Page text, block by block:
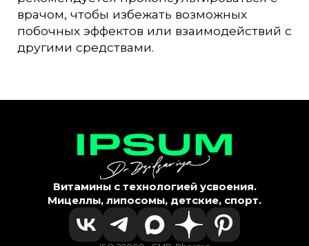
врачом, чтобы избежать возможных
побочных эффектов или взаимодействий с
другими средствами.
Витамины с технологией усвоения.
Мицеллы, липосомы, детские, спорт.